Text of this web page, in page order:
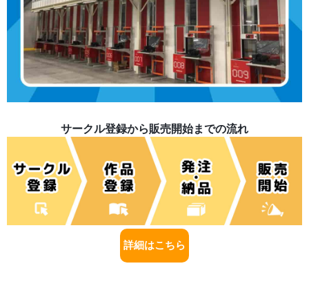
サークル登録から販売開始までの流れ
詳細はこちら